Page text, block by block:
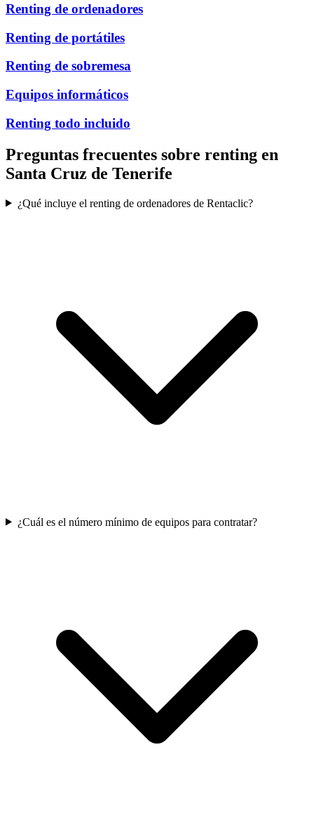
Renting de ordenadores
Renting de portátiles
Renting de sobremesa
Equipos informáticos
Renting todo incluido
Preguntas frecuentes sobre renting en
Santa Cruz de Tenerife
¿Qué incluye el renting de ordenadores de Rentaclic?
¿Cuál es el número mínimo de equipos para contratar?